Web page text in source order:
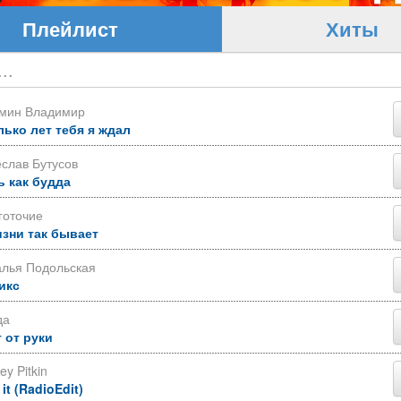
Плейлист Хиты
Владимир
лет тебя я ждал
Бутусов
как будда
так бывает
Подольская
от руки
Pitkin
it (RadioEdit)